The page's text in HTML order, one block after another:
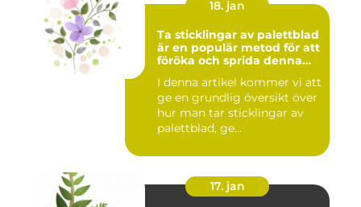
18. jan
Ta sticklingar av palettblad
är en populär metod för att
föröka och sprida denna
I denna artikel kommer vi att
ge en grundlig översikt över
hur man tar sticklingar av
palettblad, ge...
17. jan